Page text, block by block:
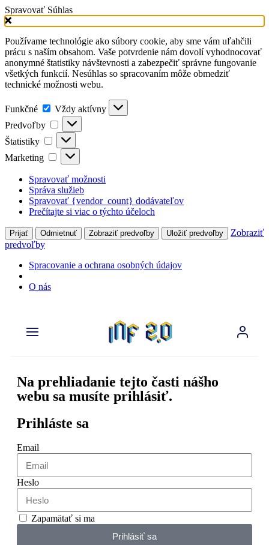
Spravovať Súhlas
Používame technológie ako súbory cookie, aby sme vám uľahčili
prácu s naším obsahom. Vaše potvrdenie nám dovolí vyhodnocovať
anonymné štatistiky návštevnosti a zabezpečiť správne fungovanie
všetkých funkcií. Nesúhlas so spracovaním môže obmedziť
technické možnosti webu.
Funkčné
Vždy aktívny
Predvoľby
Štatistiky
Marketing
Spravovať možnosti
Správa služieb
Spravovať {vendor_count} dodávateľov
Prečítajte si viac o týchto účeloch
Prijať Odmietnuť Zobraziť predvoľby Uložiť predvoľby
Zobraziť
predvoľby
Spracovanie a ochrana osobných údajov
O nás
Na prehliadanie tejto časti nášho
webu sa musíte prihlásiť.
Prihláste sa
Email
Heslo
Zapamätať si ma
Prihlásiť sa